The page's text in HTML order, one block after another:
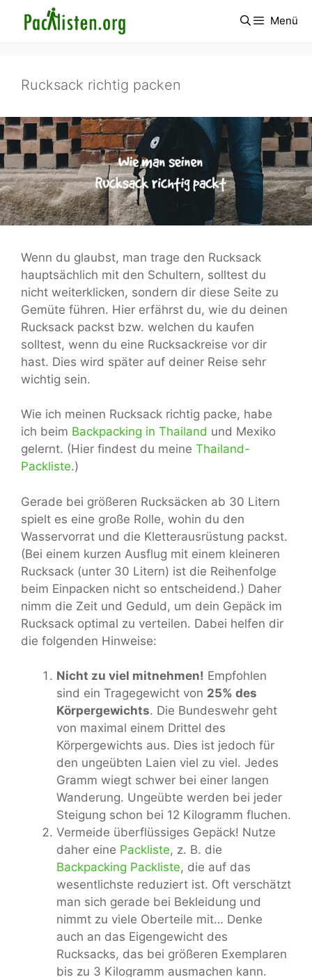
Inhalt
Menü
Rucksack richtig packen
Wenn du glaubst, man trage den Rucksack
hauptsächlich mit den Schultern, solltest du
nicht weiterklicken, sondern dir diese Seite zu
Gemüte führen. Hier erfährst du, wie du deinen
Rucksack packst bzw. welchen du kaufen
solltest, wenn du eine Rucksackreise vor dir
hast. Dies wird später auf deiner Reise sehr
wichtig sein.
Wie ich meinen Rucksack richtig packe, habe
ich beim Backpacking in Thailand und Mexiko
gelernt. (Hier findest du meine Thailand-
Packliste.)
Gerade bei größeren Rucksäcken ab 30 Litern
spielt es eine große Rolle, wohin du den
Wasservorrat und die Kletterausrüstung packst.
(Bei einem kurzen Ausflug mit einem kleineren
Rucksack (unter 30 Litern) ist die Reihenfolge
beim Einpacken nicht so entscheidend.) Daher
nimm die Zeit und Geduld, um dein Gepäck im
Rucksack optimal zu verteilen. Dabei helfen dir
die folgenden Hinweise:
Nicht zu viel mitnehmen! Empfohlen
sind ein Tragegewicht von 25% des
Körpergewichts. Die Bundeswehr geht
von maximal einem Drittel des
Körpergewichts aus. Dies ist jedoch für
den ungeübten Laien viel zu viel. Jedes
Gramm wiegt schwer bei einer langen
Wanderung. Ungeübte werden bei jeder
Steigung schon bei 12 Kilogramm fluchen.
Vermeide überflüssiges Gepäck! Nutze
daher eine Packliste, z. B. die
Backpacking Packliste, die auf das
wesentlichste reduziert ist. Oft verschätzt
man sich gerade bei Bekleidung und
nimmt zu viele Oberteile mit… Denke
auch an das Eigengewicht des
Rucksacks, das bei größeren Exemplaren
bis zu 3 Kilogramm ausmachen kann.